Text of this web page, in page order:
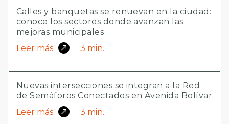
Calles y banquetas se renuevan en la ciudad:
conoce los sectores donde avanzan las
mejoras municipales
Leer más
3 min.
Nuevas intersecciones se integran a la Red
de Semáforos Conectados en Avenida Bolívar
Leer más
3 min.